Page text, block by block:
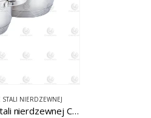
NIERDZEWNEJ
6-częściowy zestaw patelni ze stali nierdzewnej CW-B023